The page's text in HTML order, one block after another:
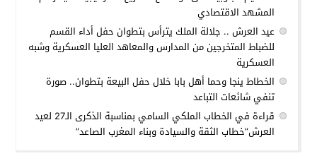
المشهد الاقتصادي
عيد العرش .. جلالة الملك يترأس بتطوان حفل أداء القسم
للضباط المتخرجين من المدارس والمعاهد العليا العسكرية وشبه
العسكرية
الخطاط ينجا وحما أهل بابا خلال حفل البيعة بتطوان.. صورة
تنفي شائعات التباعد
قراءة في الخطاب الملكي السامي بمناسبة الذكرى الـ27 لعيد
العرش”خطاب الثقة والسيادة وبناء المغرب الصاعد”